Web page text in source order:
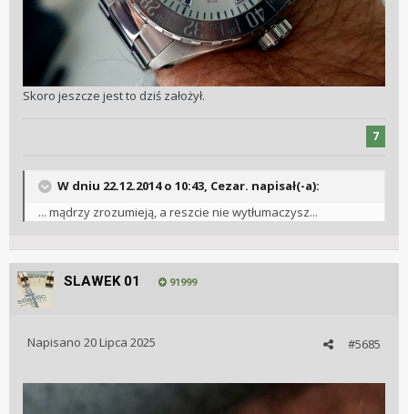
Skoro jeszcze jest to dziś założył.
7
W dniu 22.12.2014 o 10:43, Cezar. napisał(-a):
... mądrzy zrozumieją, a reszcie nie wytłumaczysz...
SLAWEK 01 91999
#5685
Napisano 20 Lipca 2025